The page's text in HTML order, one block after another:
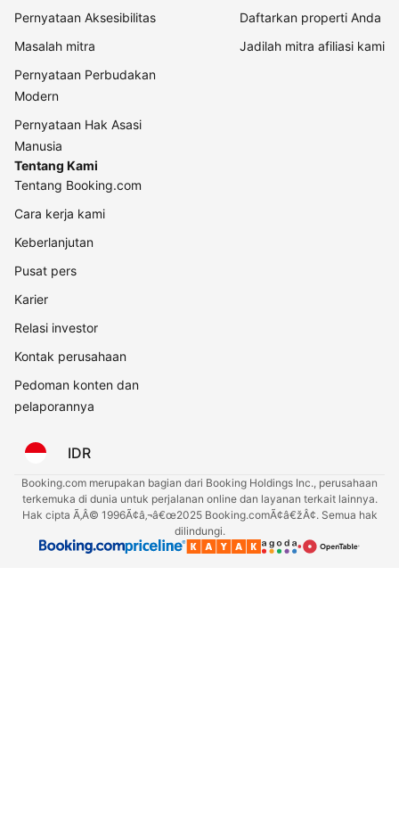
Pernyataan Aksesibilitas
Masalah mitra
Pernyataan Perbudakan
Modern
Pernyataan Hak Asasi
Manusia
Daftarkan properti Anda
Jadilah mitra afiliasi kami
Tentang Kami
Tentang Booking.com
Cara kerja kami
Keberlanjutan
Pusat pers
Karier
Relasi investor
Kontak perusahaan
Pedoman konten dan
pelaporannya
IDR
Booking.com merupakan bagian dari Booking Holdings Inc., perusahaan
terkemuka di dunia untuk perjalanan online dan layanan terkait lainnya.
Hak cipta Ã‚Â© 1996Ã¢â‚¬â€œ2025 Booking.comÃ¢â€žÂ¢. Semua hak
dilindungi.